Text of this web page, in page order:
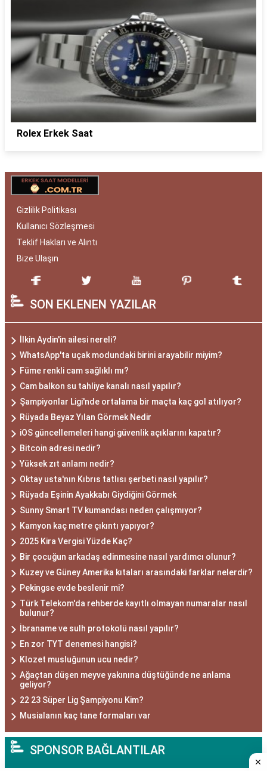
Rolex Erkek Saat
Gizlilik Politikası
Kullanıcı Sözleşmesi
Teklif Hakları ve Alıntı
Bize Ulaşın
SON EKLENEN YAZILAR
İlkin Aydin'in ailesi nereli?
WhatsApp'ta uçak modundaki birini arayabilir miyim?
Füme renkli cam sağlıklı mı?
Cam balkon su tahliye kanalı nasıl yapılır?
Şampiyonlar Ligi'nde ortalama bir maçta kaç gol atılıyor?
Rüyada Beyaz Yılan Görmek Nedir
iOS güncellemeleri hangi güvenlik açıklarını kapatır?
Bitcoin adresi nedir?
Yüksek zıt anlamı nedir?
Oktay usta'nın Kıbrıs tatlısı şerbeti nasıl yapılır?
Rüyada Eşinin Ayakkabı Giydiğini Görmek
Sunny Smart TV kumandası neden çalışmıyor?
Kamyon kaç metre çıkıntı yapıyor?
2025 Kira Vergisi Yüzde Kaç?
Bir çocuğun arkadaş edinmesine nasıl yardımcı olunur?
Kuzey ve Güney Amerika kıtaları arasındaki farklar nelerdir?
Pekingse evde beslenir mi?
Türk Telekom'da rehberde kayıtlı olmayan numaralar nasıl
bulunur?
İbraname ve sulh protokolü nasıl yapılır?
En zor TYT denemesi hangisi?
Klozet musluğunun ucu nedir?
Ağaçtan düşen meyve yakınına düştüğünde ne anlama
geliyor?
22 23 Süper Lig Şampiyonu Kim?
Musialanın kaç tane formaları var
SPONSOR BAĞLANTILAR